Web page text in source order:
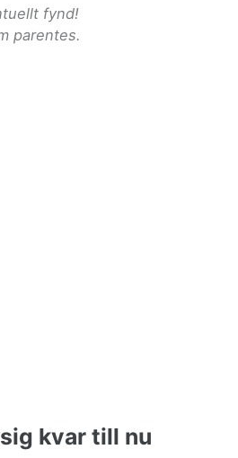
fynd!
parentes.
kvar till nu